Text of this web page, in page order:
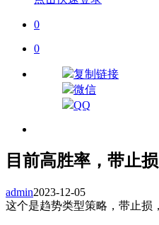
0
0
复制链接
微信
QQ
目前高胜率，带止
admin2023-12-05
这个是趋势类型策略，带止损